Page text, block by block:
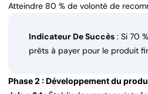
Atteindre 80 % de volonté de
Indicateur De Succès : Si 70
prêts à payer pour le produit
Phase 2 : Développement du